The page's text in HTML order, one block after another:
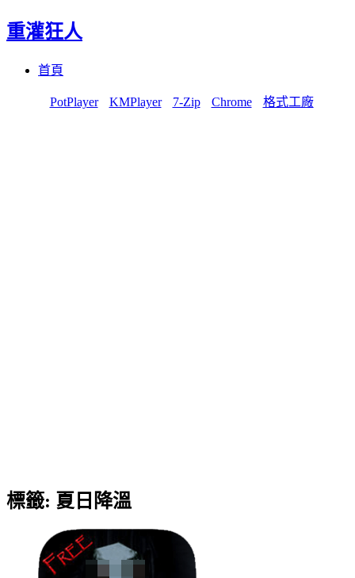
重灌狂人
首頁
PotPlayer KMPlayer 7-Zip Chrome 格式工廠
標籤: 夏日降溫